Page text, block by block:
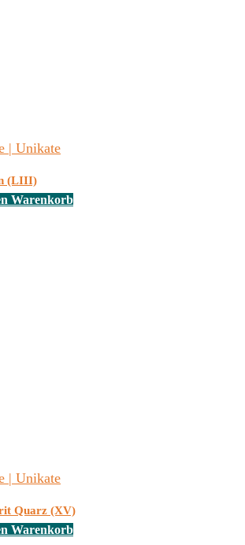
| Unikate
(LIII)
Warenkorb
| Unikate
Quarz (XV)
Warenkorb